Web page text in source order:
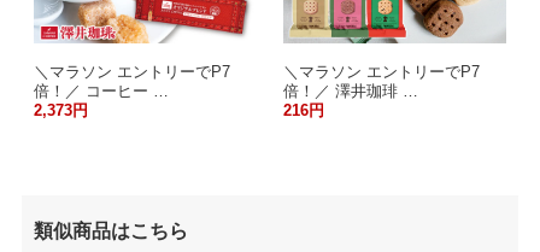
＼マラソン エントリーでP7
倍！／ コーヒー …
2,373円
＼マラソン エントリーでP7
倍！／ 澤井珈琲 …
216円
類似商品はこちら